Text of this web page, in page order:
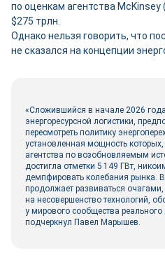
по оценкам агентства
$275 трлн.
Однако нельзя говорить, что
не сказался на концепции
«Сложившийся в начале 2026
энергоресурсной логистики,
пересмотреть политику
установленная мощность
агентства по возобновляемым
достигла отметки 5 149 ГВт,
демпфировать колебания рынка.
продолжает развиваться очагами,
на несовершенство технологий,
у мирового сообщества
подчеркнул Павел Марышев.